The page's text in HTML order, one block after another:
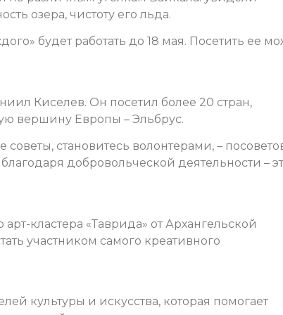
озера, чистоту его льда.
будет работать до 18 мая. Посетить ее
Киселев. Он посетил более 20 стран,
вершину Европы – Эльбрус.
становитесь волонтерами, –
добровольческой деятельности –
кластера «Таврида» от Архангельской
участником самого креативного
культуры и искусства, которая помогает